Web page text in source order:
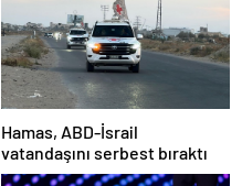
Hamas, ABD-İsrail
vatandaşını serbest bıraktı